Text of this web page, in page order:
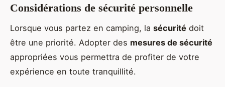
Considérations de sécurité personnelle
Lorsque vous partez en camping, la sécurité doit
être une priorité. Adopter des mesures de sécurité
appropriées vous permettra de profiter de votre
expérience en toute tranquillité.